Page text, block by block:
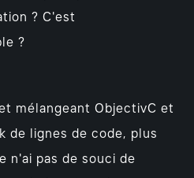
? C'est
?
mélangeant ObjectivC et
de lignes de code, plus
n'ai pas de souci de